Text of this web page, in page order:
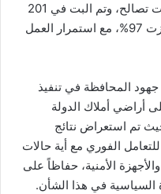
2026 تم تقديم 206 آلاف و305 طلبات تصالح، وتم البت في 201
ألف و825 طلباً منها بنسبة إنجاز تجاوزت 97%، مع استمرار العمل
جهود المحافظة في تنفيذ
التعديات على أراضي أملاك الدولة
تم استعراض نتائج
الفوري مع أية حالات
الأمنية، حفاظاً على
السياسية في هذا الشأن.